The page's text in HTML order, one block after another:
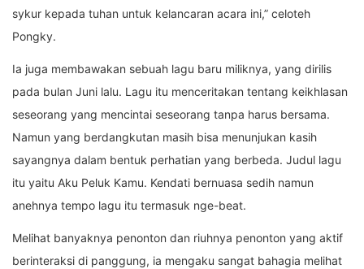
sykur kepada tuhan untuk kelancaran acara ini,” celoteh
Pongky.
Ia juga membawakan sebuah lagu baru miliknya, yang dirilis
pada bulan Juni lalu. Lagu itu menceritakan tentang keikhlasan
seseorang yang mencintai seseorang tanpa harus bersama.
Namun yang berdangkutan masih bisa menunjukan kasih
sayangnya dalam bentuk perhatian yang berbeda. Judul lagu
itu yaitu Aku Peluk Kamu. Kendati bernuasa sedih namun
anehnya tempo lagu itu termasuk nge-beat.
Melihat banyaknya penonton dan riuhnya penonton yang aktif
berinteraksi di panggung, ia mengaku sangat bahagia melihat